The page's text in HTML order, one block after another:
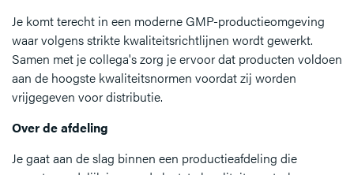
Je komt terecht in een moderne GMP-productieomgeving
waar volgens strikte kwaliteitsrichtlijnen wordt gewerkt.
Samen met je collega's zorg je ervoor dat producten voldoen
aan de hoogste kwaliteitsnormen voordat zij worden
vrijgegeven voor distributie.
Over de afdeling
Je gaat aan de slag binnen een productieafdeling die